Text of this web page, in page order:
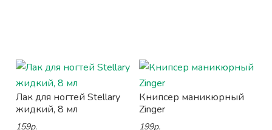
Лак для ногтей Stellary
жидкий, 8 мл
159р.
Книпсер маникюрный
Zinger
199р.